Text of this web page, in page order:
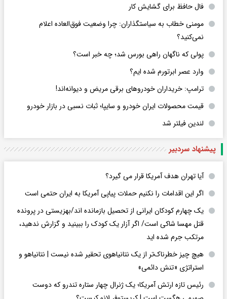
فال حافظ برای گشایش کار
مومنی خطاب به سیاستگذاران: چرا وضعیت فوق‌العاده اعلام
نمی‌کنید؟
پولی که ناگهان راهی بورس شد؛ چه خبر است؟
وارد عصر ابرتورم شده ایم؟
ترامپ: خریداران خودروهای برقی مریض و دیوانه‌اند!
قیمت محصولات ایران خودرو و سایپا؛ ثبات نسبی در بازار خودرو
لندین فیلتر شد
پیشنهاد سردبیر
آیا تهران هدف آمریکا قرار می گیرد؟
اگر این اقدامات را نکنیم حملات پیاپی آمریکا به ایران حتمی است
یک چهارم کودکان ایرانی از تحصیل بازمانده اند/بهزیستی در پرونده
قتل مهسا شاکی است/ اگر آزار یک کودک را ببینید و گزارش ندهید،
مرتکب جرم شده اید
هیچ چیز خطرناک‌تر از یک نتانیاهوی تحقیر شده نیست | نتانیاهو و
استراتژی «تنش دائمی»
رئیس تازه ارتش آمریکا؛ یک ژنرال چهار ستاره تندرو که دوست